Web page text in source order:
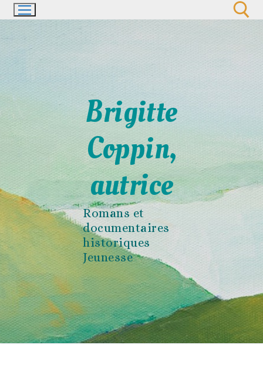
Aller
au
Brigitte
Coppin,
autrice
Romans et
documentaires
historiques
Jeunesse